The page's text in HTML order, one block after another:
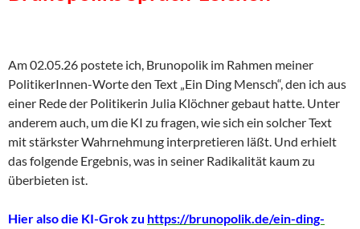
Am 02.05.26 postete ich, Brunopolik im Rahmen meiner
PolitikerInnen-Worte den Text „Ein Ding Mensch“, den ich aus
einer Rede der Politikerin Julia Klöchner gebaut hatte. Unter
anderem auch, um die KI zu fragen, wie sich ein solcher Text
mit stärkster Wahrnehmung interpretieren läßt. Und erhielt
das folgende Ergebnis, was in seiner Radikalität kaum zu
überbieten ist.
Hier also die KI-Grok zu https://brunopolik.de/ein-ding-